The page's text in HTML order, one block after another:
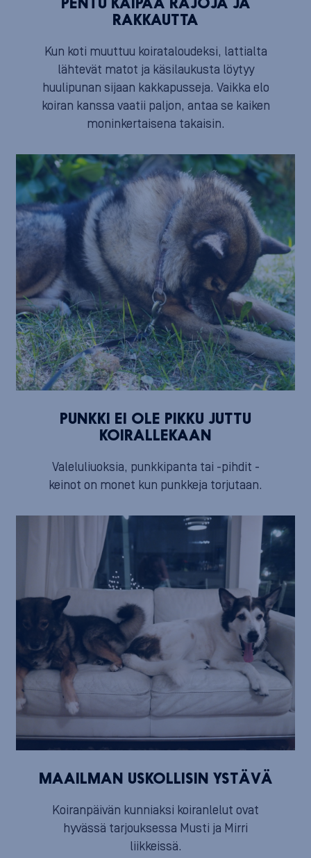
PENTU KAIPAA RAJOJA JA
RAKKAUTTA
Kun koti muuttuu koirataloudeksi, lattialta
lähtevät matot ja käsilaukusta löytyy
huulipunan sijaan kakkapusseja. Vaikka elo
koiran kanssa vaatii paljon, antaa se kaiken
moninkertaisena takaisin.
PUNKKI EI OLE PIKKU JUTTU
KOIRALLEKAAN
Valeluliuoksia, punkkipanta tai -pihdit -
keinot on monet kun punkkeja torjutaan.
MAAILMAN USKOLLISIN YSTÄVÄ
Koiranpäivän kunniaksi koiranlelut ovat
hyvässä tarjouksessa Musti ja Mirri
liikkeissä.